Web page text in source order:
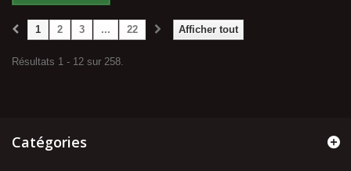
Afficher tout
1 2 3 ... 22
Résultats 1 - 12 sur 258.
Catégories